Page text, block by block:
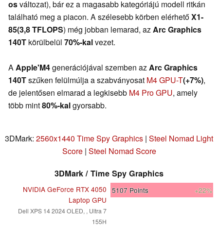
osváltozat), bár ez a magasabb kategóriájú modell ritkán
található meg a piacon. A szélesebb körben elérhetőX1-
85(3,8 TFLOPS) még jobban lemarad, azArc Graphics
140T körülbelül 70%-kalvezet.
AApple'M4generációjával szemben azArc Graphics
140Tszűken felülmúlja a szabványosat M4 GPU-T(+7%),
de jelentősen elmarad a legkisebb M4 Pro GPU, amely
több mint80%-kalgyorsabb.
3DMark: 2560x1440 Time Spy Graphics | Steel Nomad Light
Score| Steel Nomad Score
3DMark / Time Spy Graphics
NVIDIA GeForce RTX 4050
Laptop GPU
Dell XPS 14 2024 OLED, , Ultra 7
155H
5107 Points +22%